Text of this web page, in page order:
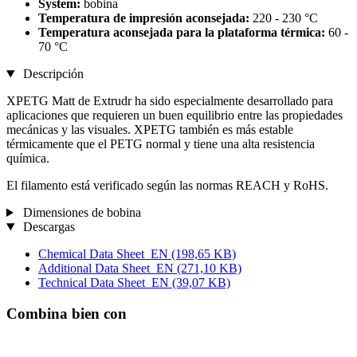
System: bobina
Temperatura de impresión aconsejada: 220 - 230 °C
Temperatura aconsejada para la plataforma térmica: 60 -
70 °C
Descripción
XPETG Matt de Extrudr ha sido especialmente desarrollado para
aplicaciones que requieren un buen equilibrio entre las propiedades
mecánicas y las visuales. XPETG también es más estable
térmicamente que el PETG normal y tiene una alta resistencia
química.
El filamento está verificado según las normas REACH y RoHS.
Dimensiones de bobina
Descargas
Chemical Data Sheet_EN (198,65 KB)
Additional Data Sheet_EN (271,10 KB)
Technical Data Sheet_EN (39,07 KB)
Combina bien con